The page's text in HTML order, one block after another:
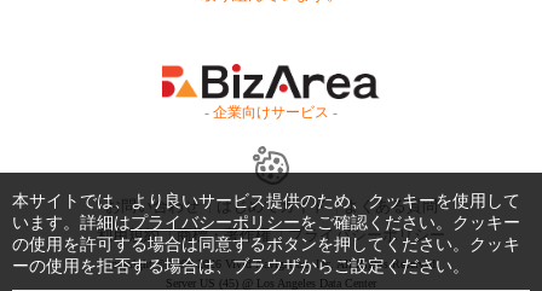
- 企業向けサービス -
お問い合わせ はじめてガイド
よくある質問
利用規約
商標・著作権 プライバシーポリシー
Copyright © 1999-2026 Vivid Navigation, Inc. All Rights Reserved.
Server US (45) @ Los Angeles Data Center
本サイトでは、より良いサービス提供のため、クッキーを使用して
います。詳細はプライバシーポリシーをご確認ください。クッキー
の使用を許可する場合は同意するボタンを押してください。クッキ
ーの使用を拒否する場合は、ブラウザからご設定ください。